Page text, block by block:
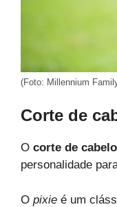
(Foto: Millennium
Corte de
O corte de
personalidade
O pixie é um